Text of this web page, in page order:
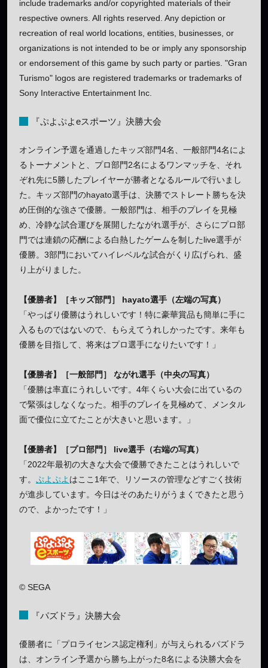
include trademarks and/or copyrighted materials of their
respective owners. All rights reserved. Any depiction or
recreation of real world locations, entities, businesses, or
organizations is not intended to be or imply any sponsorship
or endorsement of this game by such party or parties. "Gran
Turismo" logos are registered trademarks or trademarks of
Sony Interactive Entertainment Inc.
『ぷよぷよeスポーツ』決勝大会
オンライン予選を通過したキッズ部門4名、一般部門4名によ
るトーナメントと、プロ部門2名によるワンマッチを、それ
ぞれ先に5勝したプレイヤーが勝者となるルールで行いまし
た。キッズ部門のhayato選手は、決勝でストレート勝ちを決
め圧倒的な強さで優勝。一般部門は、相手のプレイを見極
め、冷静な試合運びを展開したながれ選手が、さらにプロ部
門では連鎖の応酬による白熱したゲームを制したlive選手が
優勝。3部門においてハイレベルな試合がくり広げられ、盛
り上がりました。
【優勝者】［キッズ部門］ hayato選手（左端の写真）
「やっぱり優勝はうれしいです！特に豪華賞品も簡単に手に
入るものではないので、もらえてうれしかったです。来年も
優勝を目指して、将来はプロ選手になりたいです！」
【優勝者】［一般部門］ ながれ選手（中央の写真）
「優勝は率直にうれしいです。4年くらい大会に出ているの
で緊張はしなくなった。相手のプレイを見極めて、メンタル
面で優位に立てたことが大きいと思います。」
【優勝者】［プロ部門］ live選手（右端の写真）
「2022年最初の大きな大会で優勝できたことはうれしいで
す。 ぷよぷよ はここ1年で、リソースの管理などすごく技術
が進歩しています。今日はそのあたりがうまくできたと思う
ので、よかったです！」
© SEGA
『パズドラ』決勝大会
優勝者に「プロライセンス認定権利」が与えられるパズドラ
は、オンライン予選から勝ち上がった8名による決勝大会を